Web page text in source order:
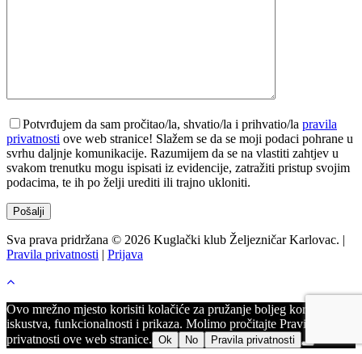
Potvrđujem da sam pročitao/la, shvatio/la i prihvatio/la pravila
privatnosti ove web stranice! Slažem se da se moji podaci pohrane u
svrhu daljnje komunikacije. Razumijem da se na vlastiti zahtjev u
svakom trenutku mogu ispisati iz evidencije, zatražiti pristup svojim
podacima, te ih po želji urediti ili trajno ukloniti.
Sva prava pridržana © 2026 Kuglački klub Željezničar Karlovac. |
Pravila privatnosti | Prijava
Ovo mrežno mjesto korisiti kolačiće za pružanje boljeg korisničkog
iskustva, funkcionalnosti i prikaza. Molimo pročitajte Pravila
privatnosti ove web stranice. Ok No Pravila privatnosti